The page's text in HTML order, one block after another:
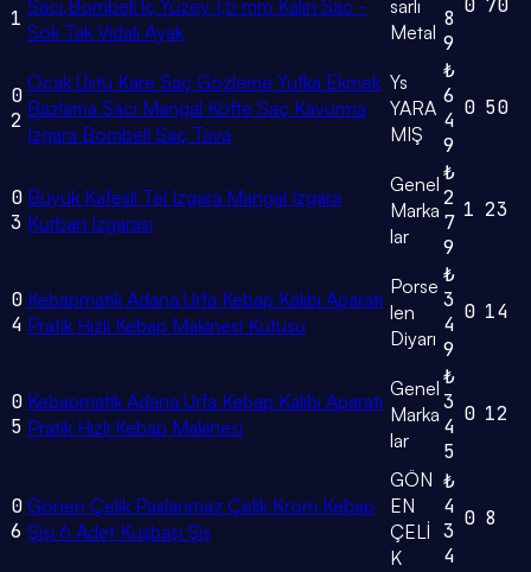
1 Sacı,Bombeli İç Yüzey 1,5 mm Kalın Sac -
Sök Tak Vidalı Ayak
sarlı
Metal
8
9
0 70
0
2
Ocak Üstü Kare Saç Gözleme Yufka Ekmek
Bazlama Sacı Mangal Köfte Saç Kavurma
Izgara Bombeli Saç Tava
Ys
YARA
MIŞ
₺
6
4
9
0 50
0
3
Büyük Kafesli Tel Izgara Mangal Izgara
Kurban Izgarası
Genel
Marka
lar
₺
2
7
9
1 23
0
4
Kebapmatik Adana Urfa Kebap Kalıbı Aparatı
Pratik Hızlı Kebap Makinesi Kutusu
Porse
len
Diyarı
₺
3
4
9
0 14
0
5
Kebapmatik Adana Urfa Kebap Kalıbı Aparatı
Pratik Hızlı Kebap Makinesi
Genel
Marka
lar
₺
3
4
5
0 12
0
6
Gönen Çelik Paslanmaz Çelik Krom Kebap
Şişi 6 Adet Kuşbaşı Şiş
GÖN
EN
ÇELİ
K
₺
4
3
4
0 8